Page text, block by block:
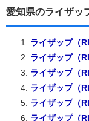
愛知県のライザッ
ライザップ（
ライザップ（
ライザップ（
ライザップ（
ライザップ（
ライザップ（